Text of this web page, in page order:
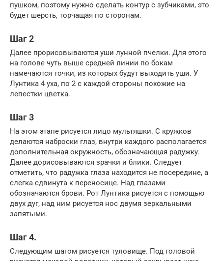
пушком, поэтому нужно сделать контур с зубчиками, это
будет шерсть, торчащая по сторонам.
Шаг 2
Далее прорисовываются уши лунной пчелки. Для этого
на голове чуть выше средней линии по бокам
намечаются точки, из которых будут выходить уши. У
Лунтика 4 уха, по 2 с каждой стороны похожие на
лепестки цветка.
Шаг 3
На этом этапе рисуется лицо мультяшки. С кружков
делаются наброски глаз, внутри каждого располагается
дополнительная окружность, обозначающая радужку.
Далее дорисовываются зрачки и блики. Следует
отметить, что радужка глаза находится не посередине, а
слегка сдвинута к переносице. Над глазами
обозначаются брови. Рот Лунтика рисуется с помощью
двух дуг, над ним рисуется нос двумя зеркальными
запятыми.
Шаг 4.
Следующим шагом рисуется туловище. Под головой